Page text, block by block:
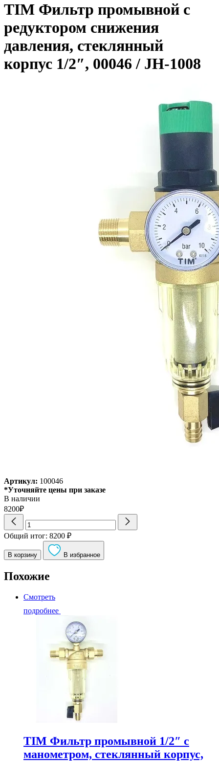
TIM Фильтр промывной с
редуктором снижения
давления, стеклянный
корпус 1/2″, 00046 / JH-1008
Артикул: 100046
*Уточняйте цены при заказе
В наличии
8200₽
Количество
товара
TIM
промывной
с
редуктором
снижения
стеклянный
Общий итог: 8200 ₽
В корзину В избранное
Похожие
Смотреть
подробнее
TIM Фильтр промывной 1/2″ с
манометром, стеклянный корпус,